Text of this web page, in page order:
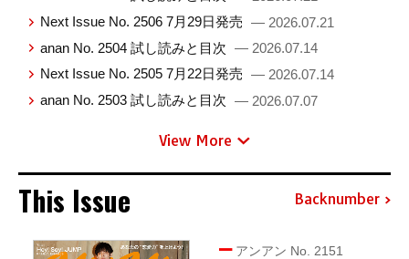
Next Issue No. 2506 7月29日発売 — 2026.07.21
anan No. 2504 試し読みと目次 — 2026.07.14
Next Issue No. 2505 7月22日発売 — 2026.07.14
anan No. 2503 試し読みと目次 — 2026.07.07
View More
This Issue Backnumber
アンアン No. 2151